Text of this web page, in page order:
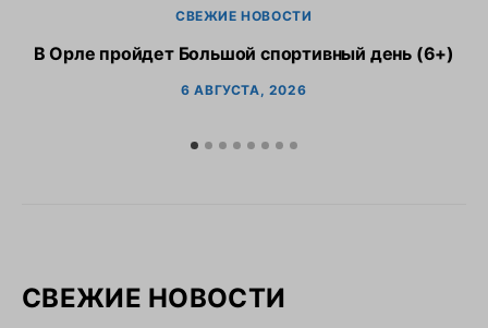
СВЕЖИЕ НОВОСТИ
В Орле пройдет Большой спортивный день (6+)
6 АВГУСТА, 2026
СВЕЖИЕ НОВОСТИ